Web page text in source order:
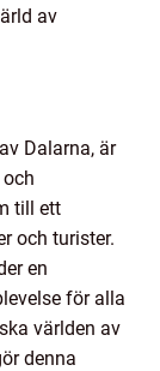
av
Dalarna, är
till ett
och turister.
en
för alla
världen av
denna